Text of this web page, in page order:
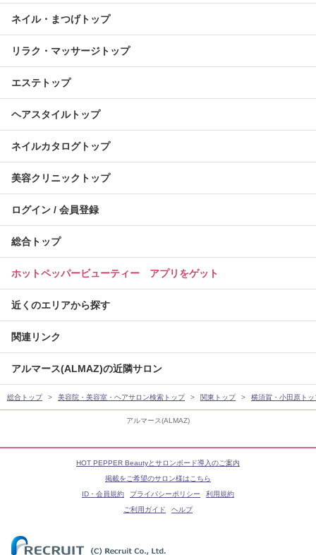
アルマース(ALMAZ)
ネイル・まつげトップ
リラク・マッサージトップ
エステトップ
ヘアスタイルトップ
ネイルカタログトップ
美容クリニックトップ
ログイン / 会員登録
総合トップ
ホットペッパービューティー アプリをゲット
近くのエリアから探す
関連リンク
アルマース(ALMAZ)の近隣サロン
総合トップ 美容院・美容室・ヘアサロン検索トップ 関東トップ 横須賀・小田原トッ
HOT PEPPER Beautyとサロンボード導入のご案内
掲載をご希望のサロン様はこちら
ID・会員規約
プライバシーポリシー
利用規約
ご利用ガイド
ヘルプ